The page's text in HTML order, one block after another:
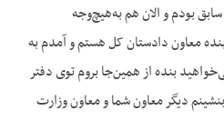
بودم و الان هم به‌هیچ‌وجه
معاون دادستان کل هستم و آمدم به
بنده از همین‌جا بروم توی دفتر
دیگر معاون شما و معاون وزارت